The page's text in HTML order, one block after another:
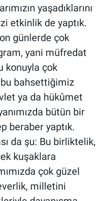
yaşadıklarını
etkinlik de yaptık.
günlerde çok
yani müfredat
konuyla çok
bahsettiğimiz
ya da hükûmet
bütün bir
beraber yaptık.
da şu: Bu birliktelik,
kuşaklara
çok güzel
milletini